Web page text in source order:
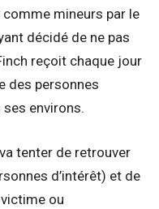
mineurs par le
décidé de ne pas
reçoit chaque jour
des personnes
ses environs.
va tenter de retrouver
d’intérêt) et de
ou